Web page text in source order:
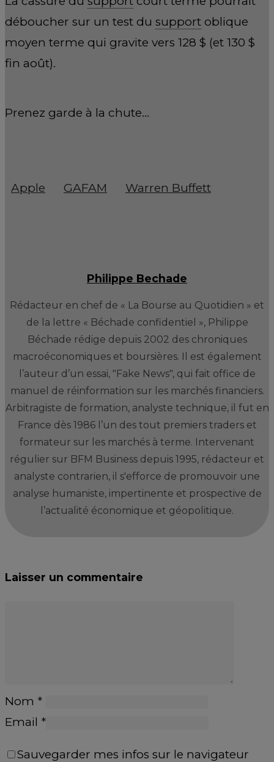
déboucher sur un test du support oblique
moyen terme qui gravite vers 128 $ (et 130 $
fin août).
Prenez garde à la chute…
Apple GAFAM Warren Buffett
Philippe Bechade
Rédacteur en chef de « La Bourse au Quotidien » et
de la lettre « Béchade confidentiel », Philippe
Béchade rédige depuis 2002 des chroniques
macroéconomiques et boursières. Il est également
l’auteur d’un essai, "Fake News", qui fait office de
manuel de réinformation sur les marchés financiers.
Arbitragiste de formation, analyste technique, il fut en
France dès 1986 l’un des tout premiers traders et
formateur sur les marchés à terme. Intervenant
régulier sur BFM Business depuis 1995, rédacteur et
analyste contrarien, il s'efforce de promouvoir une
analyse humaniste, impertinente et prospective de
l’actualité économique et géopolitique.
Laisser un commentaire
Nom *
Email *
Sauvegarder mes infos sur le navigateur